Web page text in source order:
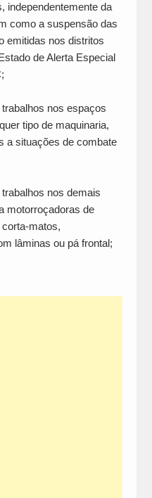
independentemente da
como a suspensão das
emitidas nos distritos
de Alerta Especial
nos espaços
tipo de maquinaria,
a situações de combate
nos demais
motorroçadoras de
matos,
lâminas ou pá frontal;